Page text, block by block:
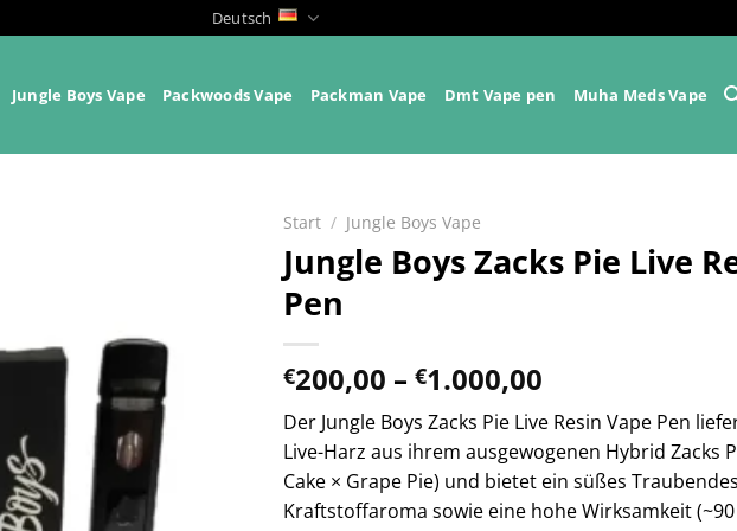
Deutsch
Jungle Boys Vape Packwoods Vape Packman Vape Dmt Vape pen Muha Meds Vape
Start / Jungle Boys Vape
Jungle Boys Zacks Pie Live
Pen
€200,00 – €1.000,00
€200,00
bis
€1.000,00
Der Jungle Boys Zacks Pie Live Resin Vape Pen
Live-Harz aus ihrem ausgewogenen Hybrid Zacks
Cake × Grape Pie) und bietet ein süßes
Kraftstoffaroma sowie eine hohe Wirksamkeit (~90